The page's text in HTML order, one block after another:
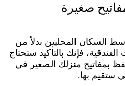
صغيرة
السكان المحليين بدلاً من
فإنك بالتأكيد ستحتاج
بمفاتيح منزلك الصغير في
ستقيم بها.